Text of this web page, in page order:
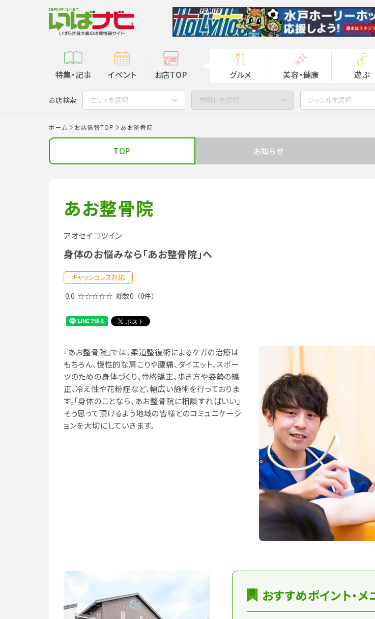
特集・記事 イベント お店TOP グルメ 美容・健康 遊ぶ
お店検索 エリアを選択 市町村を選択 ジャンルを選択
ホーム お店情報TOP あお整骨院
TOP お知らせ
あお整骨院
アオセイコツイン
身体のお悩みなら「あお整骨院」へ
キャッシュレス対応
0.0 ☆☆☆☆☆ 総数0 （0件）
『あお整骨院』では、柔道整復術によるケガの治療は
もちろん、慢性的な肩こりや腰痛、ダイエット、スポー
ツのための身体づくり、骨格矯正、歩き方や姿勢の矯
正、冷え性や花粉症など、幅広い施術を行っておりま
す。「身体のことなら、あお整骨院に相談すればいい」
そう思って頂けるよう地域の皆様とのコミュニケーシ
ョンを大切にしていきます。
おすすめポイント・メ